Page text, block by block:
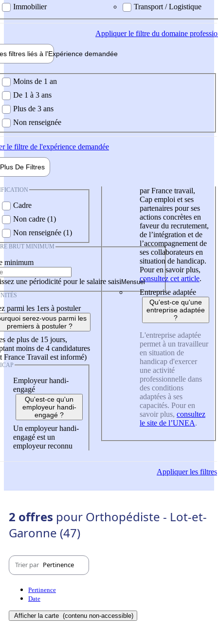
Immobilier
Transport / Logistique
Appliquerle filtre du domaine
filtres liés à l'Expérience demandée
demandée
Moins de 1 an
De 1 à 3 ans
Plus de 3 ans
Non renseignée
le filtre de l'expérience demandée
Plus De Filtres
Cadre
Non cadre (1)
Non renseignée (1)
BRUT MINIMUM
minimum
une périodicité pour le salaire saisi
parmi les 1ers à postuler
serez-vous parmi les
premiers à postuler ?
de plus de 15 jours,
moins de 4 candidatures
France Travail est informé)
Employeur handi-
engagé
Qu'est-ce qu'un
employeur handi-
engagé ?
Un employeur handi-
engagé est un
employeur reconnu
par France travail,
Cap emploi et ses
partenaires pour ses
actions concrètes en
faveur du recrutement,
de l’intégration et de
l’accompagnement de
ses collaborateurs en
situation de handicap.
Pour en savoir plus,
consultez cet article.
Entreprise adaptée
Qu'est-ce qu'une
entreprise adaptée
?
L'entreprise adaptée
permet à un travailleur
en situation de
handicap d'exercer
une activité
professionnelle dans
des conditions
adaptées à ses
capacités. Pour en
savoir plus, consultez
le site de l’UNEA.
Appliquerles filtres
2 offres pour Orthopédiste - Lot-et-
Garonne (47)
Trier par Pertinence
Pertinence
Date
Afficher la carte (contenu non-accessible)